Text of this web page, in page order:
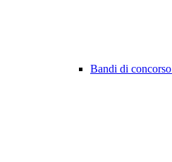
Bandi di concorso